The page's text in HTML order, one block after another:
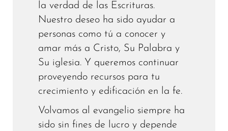
la verdad de las Escrituras.
Nuestro deseo ha sido ayudar a
personas como tú a conocer y
amar más a Cristo, Su Palabra y
Su iglesia. Y queremos continuar
proveyendo recursos para tu
crecimiento y edificación en la fe.
Volvamos al evangelio siempre ha
sido sin fines de lucro y depende